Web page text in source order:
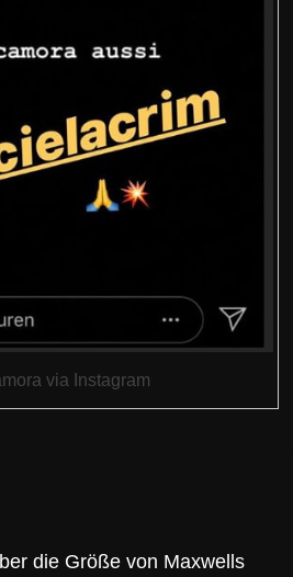
via Instagram
die Größe von Maxwells